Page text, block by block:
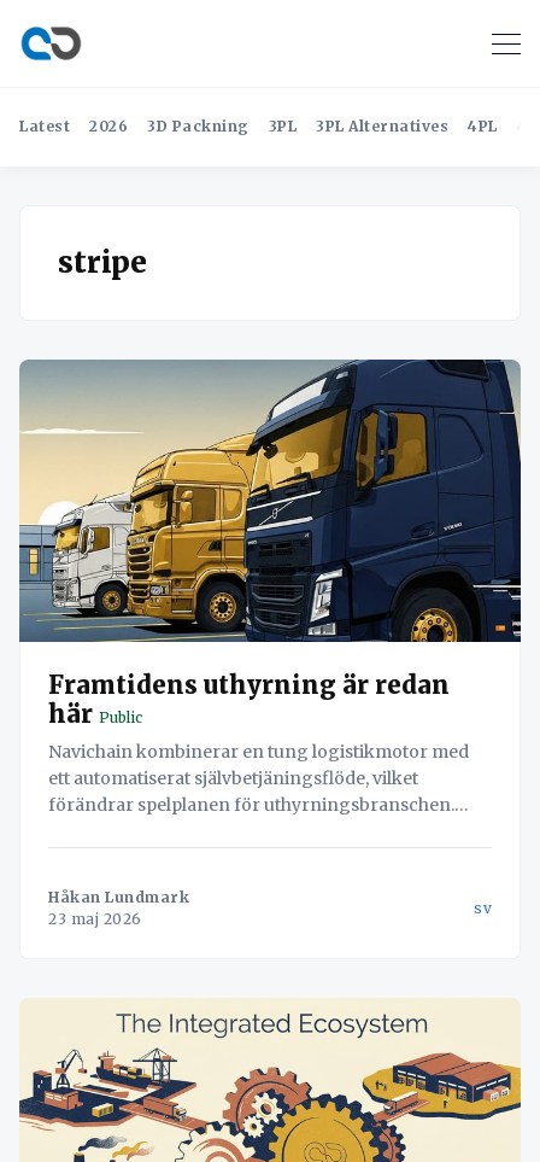
Latest 2026 3D Packning 3PL 3PL Alternatives 4PL
stripe
Framtidens uthyrning är redan
här Public
Navichain kombinerar en tung logistikmotor med
ett automatiserat självbetjäningsflöde, vilket
förändrar spelplanen för uthyrningsbranschen.
Håkan Lundmark
23 maj 2026
sv